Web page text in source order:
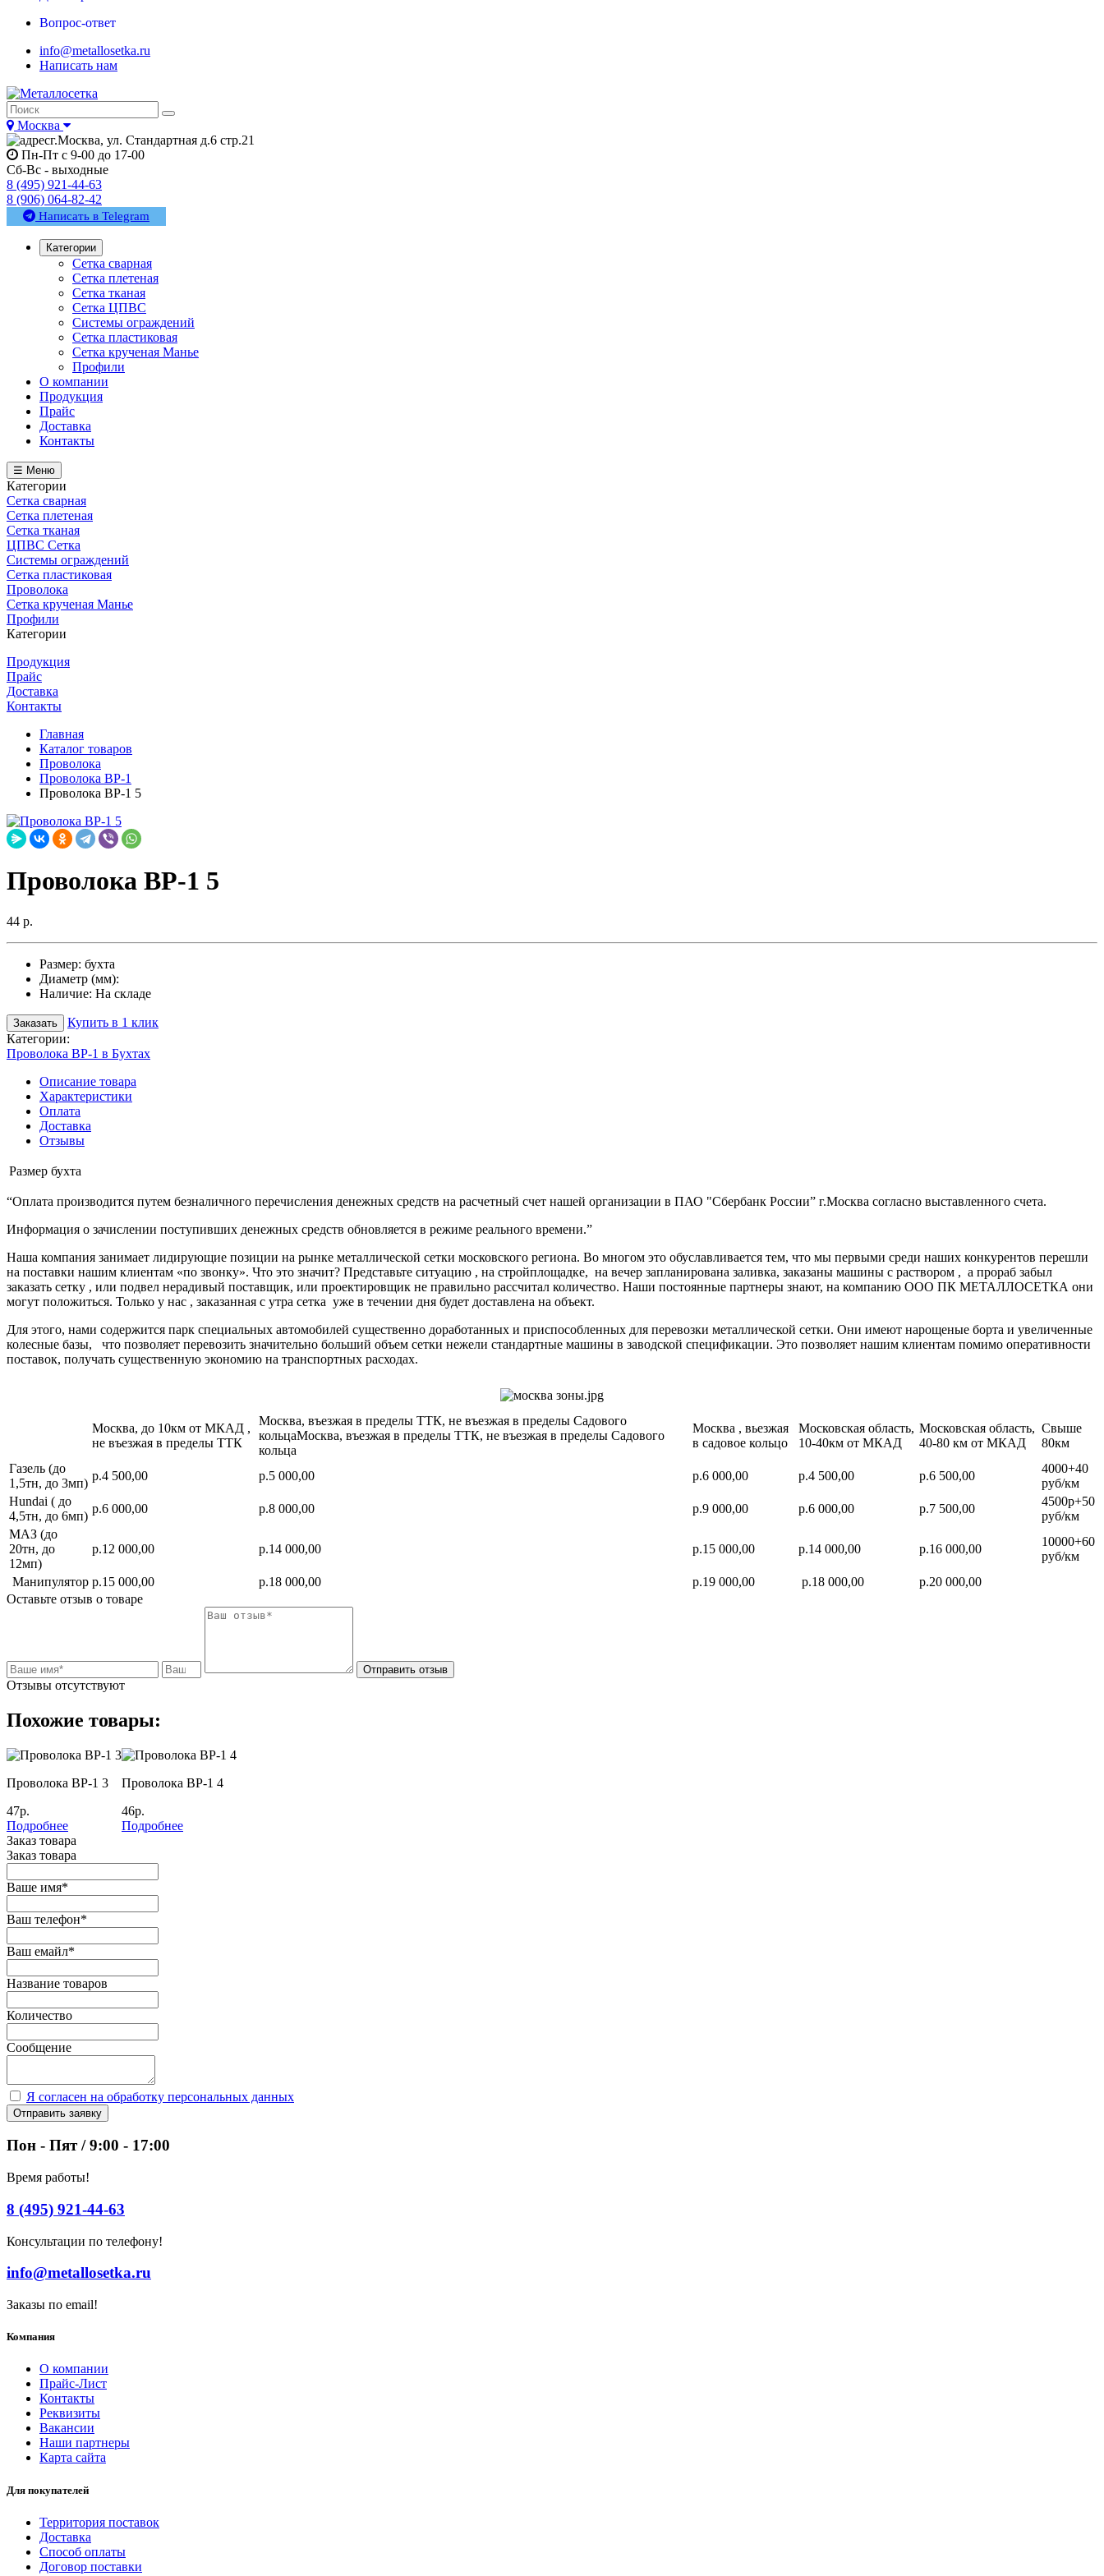
Вопрос-ответ
info@metallosetka.ru
Написать нам
Москва
г.Москва, ул. Стандартная д.6 стр.21
Пн-Пт с 9-00 до 17-00
Сб-Вс - выходные
8 (495) 921-44-63
8 (906) 064-82-42
Написать в Telegram
Категории
Сетка сварная
Сетка плетеная
Сетка тканая
Сетка ЦПВС
Системы ограждений
Сетка пластиковая
Сетка крученая Манье
Профили
О компании
Продукция
Прайс
Доставка
Контакты
☰ Меню
Категории
Сетка сварная
Сетка плетеная
Сетка тканая
ЦПВС Сетка
Системы ограждений
Сетка пластиковая
Проволока
Сетка крученая Манье
Профили
Категории
Продукция
Прайс
Доставка
Контакты
Главная
Каталог товаров
Проволока
Проволока ВР-1
Проволока ВР-1 5
Проволока ВР-1 5
44 р.
Размер: бухта
Диаметр (мм):
Наличие: На складе
Заказать
Купить в 1 клик
Категории:
Проволока ВР-1 в Бухтах
Описание товара
Характеристики
Оплата
Доставка
Отзывы
Размер бухта
“Оплата производится путем безналичного перечисления денежных средств на расчетный счет нашей организации в ПАО "Сбербанк России” г.Москва согласно выставленного счета.
Информация о зачислении поступивших денежных средств обновляется в режиме реального времени.”
Наша компания занимает лидирующие позиции на рынке металлической сетки московского региона. Во многом это обуславливается тем, что мы первыми среди наших конкурентов перешли
на поставки нашим клиентам «по звонку». Что это значит? Представьте ситуацию , на стройплощадке, на вечер запланирована заливка, заказаны машины с раствором , а прораб забыл
заказать сетку , или подвел нерадивый поставщик, или проектировщик не правильно рассчитал количество. Наши постоянные партнеры знают, на компанию ООО ПК МЕТАЛЛОСЕТКА они
могут положиться. Только у нас , заказанная с утра сетка уже в течении дня будет доставлена на объект.
Для этого, нами содержится парк специальных автомобилей существенно доработанных и приспособленных для перевозки металлической сетки. Они имеют нарощеные борта и увеличенные
колесные базы, что позволяет перевозить значительно больший объем сетки нежели стандартные машины в заводской спецификации. Это позволяет нашим клиентам помимо оперативности
поставок, получать существенную экономию на транспортных расходах.
Москва, до 10км от МКАД ,
не въезжая в пределы ТТК
Москва, въезжая в пределы ТТК, не въезжая в пределы Садового
кольцаМосква, въезжая в пределы ТТК, не въезжая в пределы Садового
кольца
Москва , вьезжая
в садовое кольцо
Московская область,
10-40км от МКАД
Московская область,
40-80 км от МКАД
Свыше
80км
Газель (до
1,5тн, до 3мп)
р.4 500,00 р.5 000,00 р.6 000,00 р.4 500,00 р.6 500,00
4000+40
руб/км
Hundai ( до
4,5тн, до 6мп)
р.6 000,00 р.8 000,00 р.9 000,00 р.6 000,00 р.7 500,00
4500р+50
руб/км
МАЗ (до
20тн, до
12мп)
р.12 000,00 р.14 000,00 р.15 000,00 р.14 000,00 р.16 000,00
10000+60
руб/км
Манипулятор р.15 000,00 р.18 000,00 р.19 000,00 р.18 000,00
р.20 000,00
Оставьте отзыв о товаре
Отправить отзыв
Отзывы отсутствуют
Похожие товары:
Проволока ВР-1 3
47р.
Подробнее
Проволока ВР-1 4
46р.
Подробнее
Заказ товара
Заказ товара
Ваше имя*
Ваш телефон*
Ваш емайл*
Название товаров
Количество
Сообщение
Я согласен на обработку персональных данных
Отправить заявку
Пон - Пят / 9:00 - 17:00
Время работы!
8 (495) 921-44-63
Консультации по телефону!
info@metallosetka.ru
Заказы по email!
Компания
О компании
Прайс-Лист
Контакты
Реквизиты
Вакансии
Наши партнеры
Карта сайта
Для покупателей
Территория поставок
Доставка
Способ оплаты
Договор поставки